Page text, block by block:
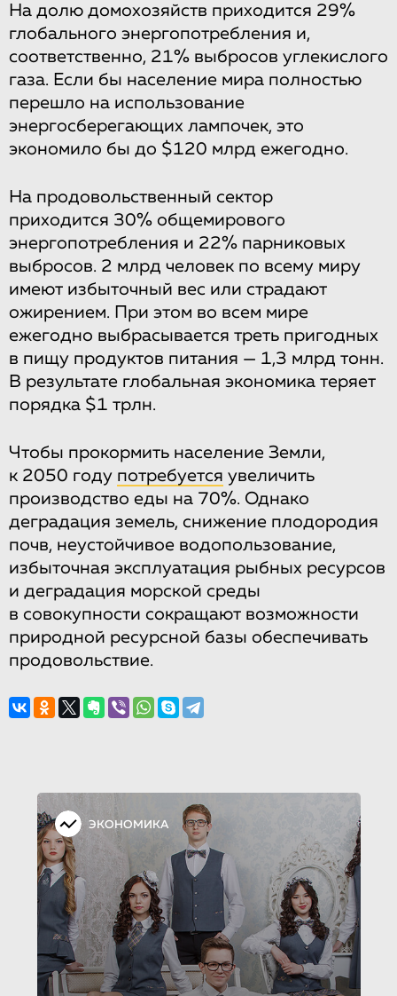
На долю домохозяйств приходится 29%
глобального энергопотребления и,
соответственно, 21% выбросов углекислого
газа. Если бы население мира полностью
перешло на использование
энергосберегающих лампочек, это
экономило бы до $120 млрд ежегодно.
На продовольственный сектор
приходится 30% общемирового
энергопотребления и 22% парниковых
выбросов. 2 млрд человек по всему миру
имеют избыточный вес или страдают
ожирением. При этом во всем мире
ежегодно выбрасывается треть пригодных
в пищу продуктов питания — 1,3 млрд тонн.
В результате глобальная экономика теряет
порядка $1 трлн.
Чтобы прокормить население Земли,
к 2050 году потребуется увеличить
производство еды на 70%. Однако
деградация земель, снижение плодородия
почв, неустойчивое водопользование,
избыточная эксплуатация рыбных ресурсов
и деградация морской среды
в совокупности сокращают возможности
природной ресурсной базы обеспечивать
продовольствие.
ЭКОНОМИКА